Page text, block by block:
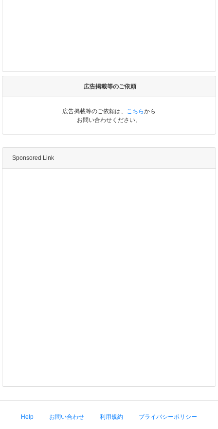
広告掲載等のご依頼
広告掲載等のご依頼は、 こちらから
お問い合わせください。
Sponsored Link
Help お問い合わせ 利用規約 プライバシーポリシー